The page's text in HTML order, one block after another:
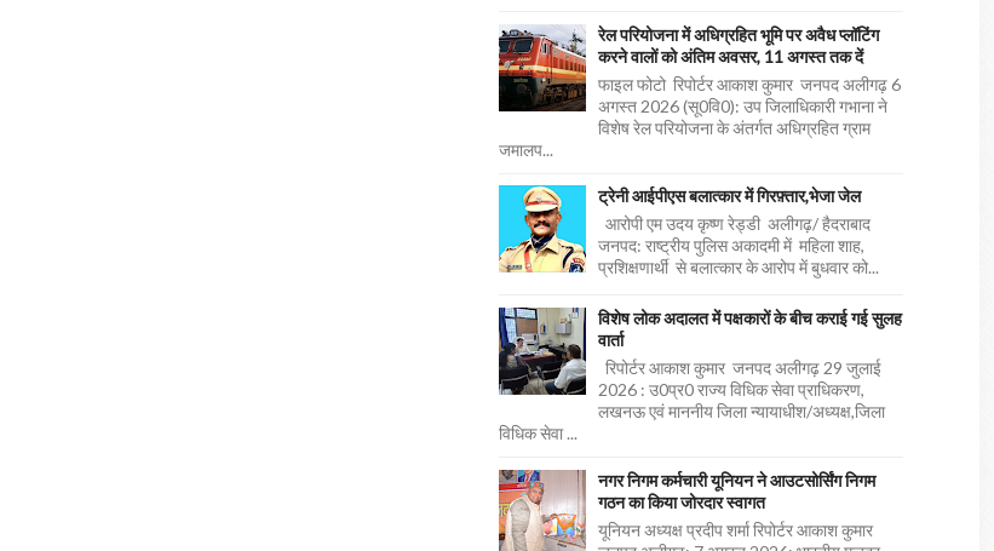
रेल परियोजना में अधिग्रहित भूमि पर अवैध प्लॉटिंग
करने वालों को अंतिम अवसर, 11 अगस्त तक दें
फाइल फोटो रिपोर्टर आकाश कुमार जनपद अलीगढ़ 6
अगस्त 2026 (सू0वि0): उप जिलाधिकारी गभाना ने
विशेष रेल परियोजना के अंतर्गत अधिग्रहित ग्राम
जमालप...
ट्रेनी आईपीएस बलात्कार में गिरफ़्तार,भेजा जेल
आरोपी एम उदय कृष्ण रेड्डी अलीगढ़/ हैदराबाद
जनपद: राष्ट्रीय पुलिस अकादमी में महिला शाह,
प्रशिक्षणार्थी से बलात्कार के आरोप में बुधवार को...
विशेष लोक अदालत में पक्षकारों के बीच कराई गई सुलह
वार्ता
रिपोर्टर आकाश कुमार जनपद अलीगढ़ 29 जुलाई
2026 : उ0प्र0 राज्य विधिक सेवा प्राधिकरण,
लखनऊ एवं माननीय जिला न्यायाधीश/अध्यक्ष,जिला
विधिक सेवा ...
नगर निगम कर्मचारी यूनियन ने आउटसोर्सिंग निगम
गठन का किया जोरदार स्वागत
यूनियन अध्यक्ष प्रदीप शर्मा रिपोर्टर आकाश कुमार